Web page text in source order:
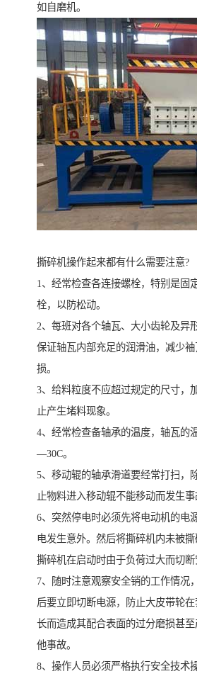
如自磨机。
撕碎机操作起来都有什么需要注意?
1、经常检查各连接螺栓，特别是固
栓，以防松动。
2、每班对各个轴瓦、大小齿轮及异
保证轴瓦内部充足的润滑油，减少
损。
3、给料粒度不应超过规定的尺寸，
止产生堵料现象。
4、经常检查备轴承的温度，轴瓦的
—30C。
5、移动辊的轴承滑道要经常打扫，
止物料进入移动辊不能移动而发生事
6、突然停电时必须先将电动机的电
电发生意外。然后将撕碎机内未被
撕碎机在启动时由于负荷过大而切断
7、随时注意观察安全销的工作情况
后要立即切断电源，防止大皮带轮
长而造成其配合表面的过分磨损甚
他事故。
8、操作人员必须严格执行安全技术